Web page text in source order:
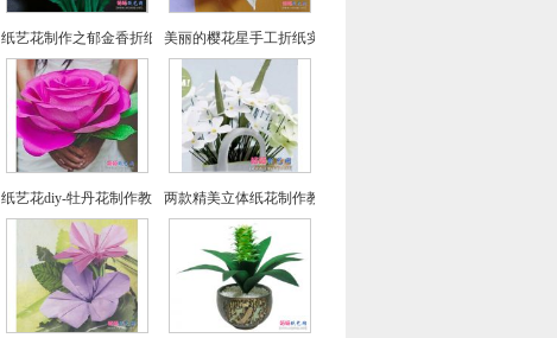
纸艺花制作之郁金香折纸图文教程美丽的樱花星手工折纸实拍教程
纸艺花diy-牡丹花制作教程两款精美立体纸花制作教程